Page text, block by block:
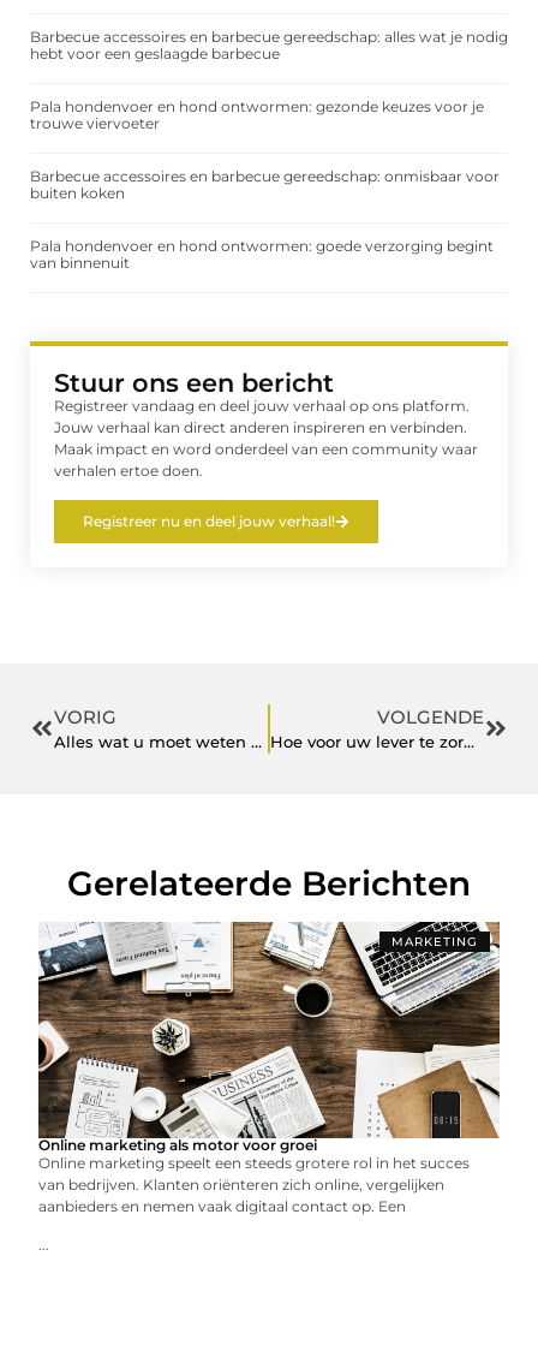
Barbecue accessoires en barbecue gereedschap: alles wat je nodig
hebt voor een geslaagde barbecue
Pala hondenvoer en hond ontwormen: gezonde keuzes voor je
trouwe viervoeter
Barbecue accessoires en barbecue gereedschap: onmisbaar voor
buiten koken
Pala hondenvoer en hond ontwormen: goede verzorging begint
van binnenuit
Stuur ons een bericht
Registreer vandaag en deel jouw verhaal op ons platform.
Jouw verhaal kan direct anderen inspireren en verbinden.
Maak impact en word onderdeel van een community waar
verhalen ertoe doen.
Registreer nu en deel jouw verhaal!
VORIG
Alles wat u moet weten over het snoeien van olijfbomen voor een maximale opbrengst
VOLGENDE
Hoe voor uw lever te zorgen: Een deskundige gids voor het omkeren van vette leverziekte.
Gerelateerde Berichten
MARKETING
Online marketing als motor voor groei
Online marketing speelt een steeds grotere rol in het succes
van bedrijven. Klanten oriënteren zich online, vergelijken
aanbieders en nemen vaak digitaal contact op. Een
...